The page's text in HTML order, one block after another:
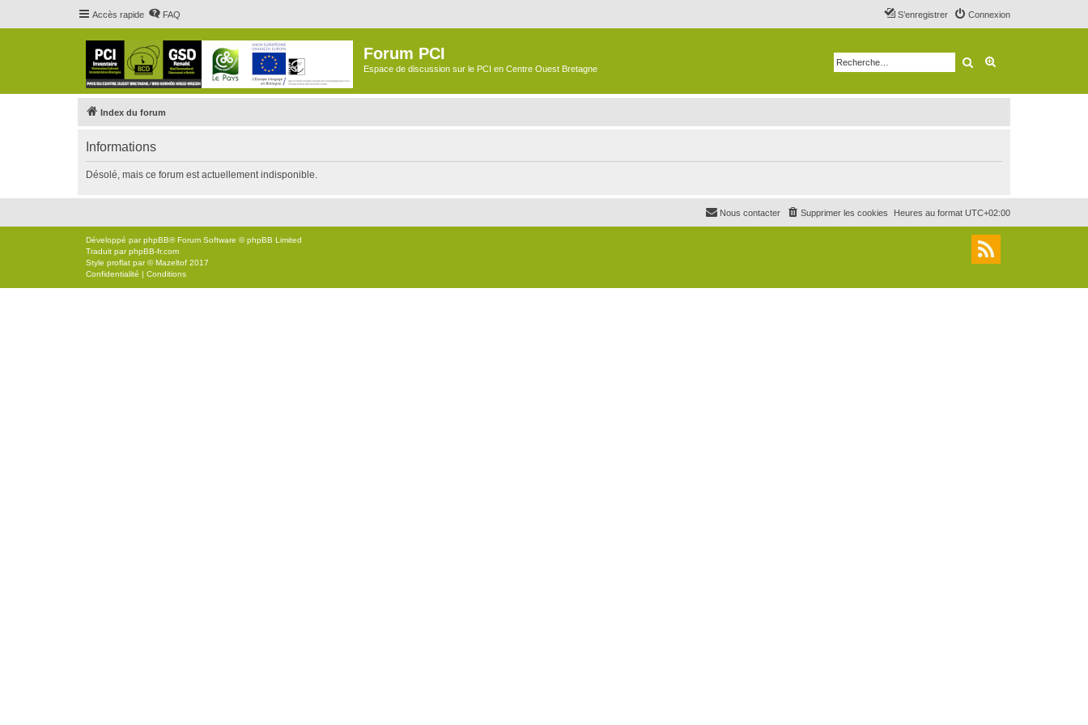
Accès rapide FAQ Connexion
S’enregistrer
Forum PCI
Espace de discussion sur le PCI en Centre Ouest Bretagne Rechercher
Index du forum
Informations
Désolé, mais ce forum est actuellement indisponible.
Heures au format UTC+02:00
Supprimer les cookies
Nous contacter
Développé parphpBB® Forum Software © phpBB Limited
Traduit parphpBB-fr.com
Style proflat par ©Mazeltof 2017
Confidentialité | Conditions